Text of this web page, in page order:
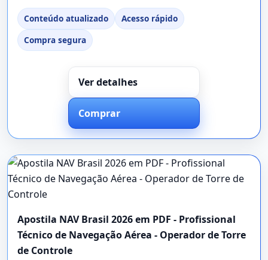
Conteúdo atualizado
Acesso rápido
Compra segura
Ver detalhes
Comprar
Apostila NAV Brasil 2026 em PDF - Profissional
Técnico de Navegação Aérea - Operador de Torre
de Controle